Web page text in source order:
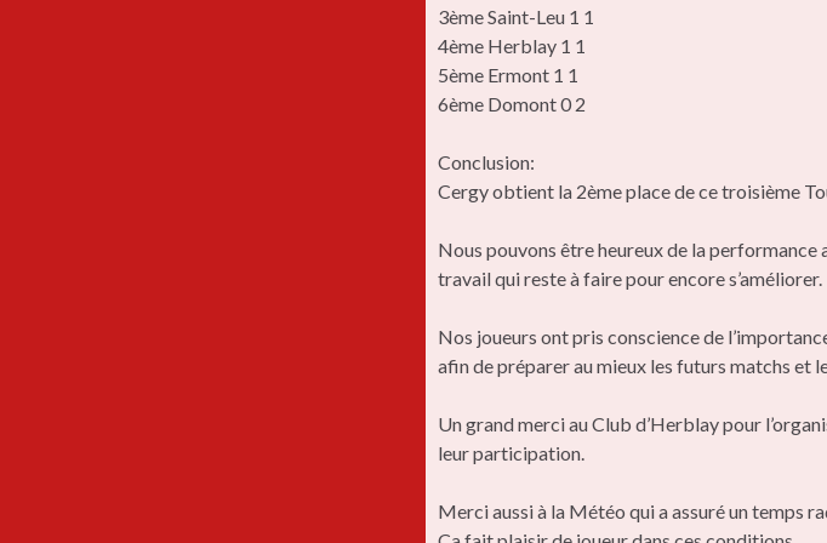
3ème Saint-Leu 1 1
4ème Herblay 1 1
5ème Ermont 1 1
6ème Domont 0 2
Conclusion:
Cergy obtient la 2ème place de ce troisième
Nous pouvons être heureux de la
travail qui reste à faire pour encore s’améliorer.
Nos joueurs ont pris conscience de
afin de préparer au mieux les futurs matchs et
Un grand merci au Club d’Herblay pour
leur participation.
Merci aussi à la Météo qui a assuré un temps